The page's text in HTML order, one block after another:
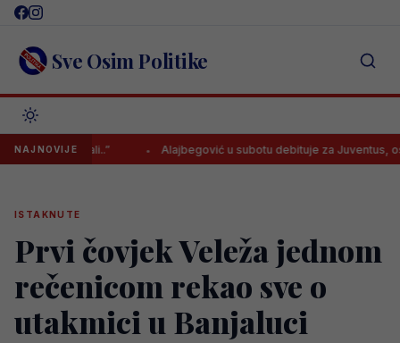
Skip
content Sve Osim Politike
NAJNOVIJE
ali..” Alajbegović u subotu debituje za Juventus, osiguran
ISTAKNUTE
Prvi čovjek Veleža jednom
rečenicom rekao sve o
utakmici u Banjaluci